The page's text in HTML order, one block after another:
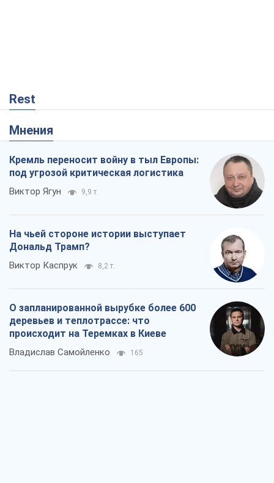
Rest
Мнения
Кремль переносит войну в тыл Европы:
под угрозой критическая логистика
Виктор Ягун 9,9 т.
На чьей стороне истории выступает
Дональд Трамп?
Виктор Каспрук 8,2 т.
О запланированной вырубке более 600
деревьев и теплотрассе: что
происходит на Теремках в Киеве
Владислав Самойленко 165